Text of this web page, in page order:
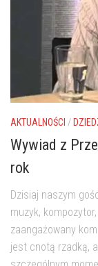
AKTUALNOŚCI /
Wywiad z
rok
Dzisiaj naszym
muzyk,
zaangażowany
jest cnotą rzadką,